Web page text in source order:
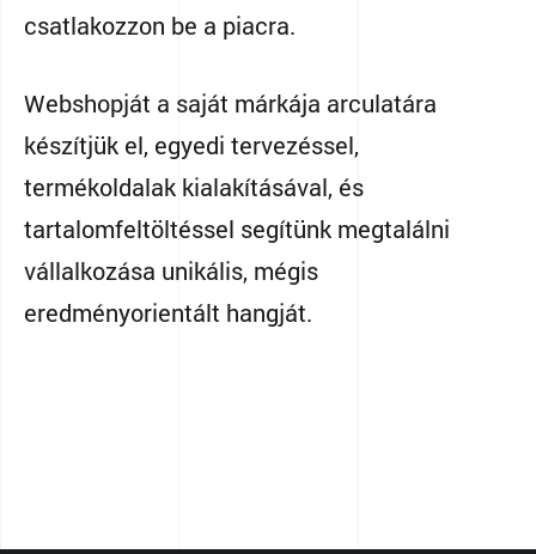
csatlakozzon be a piacra.
Webshopját a saját márkája arculatára
készítjük el, egyedi tervezéssel,
termékoldalak kialakításával, és
tartalomfeltöltéssel segítünk megtalálni
vállalkozása unikális, mégis
eredményorientált hangját.